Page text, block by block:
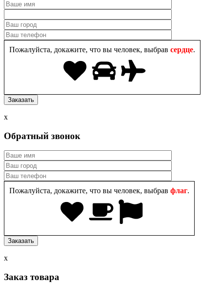
Пожалуйста, докажите, что вы человек, выбрав сердце.
x
Обратный звонок
Пожалуйста, докажите, что вы человек, выбрав флаг.
x
Заказ товара